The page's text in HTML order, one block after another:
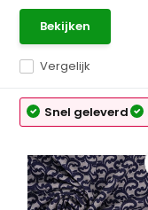
Vergelijk
Bekijken
Snel geleverd